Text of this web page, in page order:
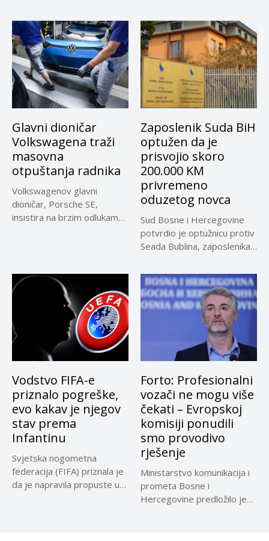
Glavni dioničar
Volkswagena traži
masovna
otpuštanja radnika
Volkswagenov glavni
dioničar, Porsche SE,
insistira na brzim odlukama
Zaposlenik Suda BiH
optužen da je
prisvojio skoro
200.000 KM
privremeno
oduzetog novca
Sud Bosne i Hercegovine
potvrdio je optužnicu protiv
Seada Bublina, zaposlenika
Vodstvo FIFA-e
priznalo pogreške,
evo kakav je njegov
stav prema
Infantinu
Svjetska nogometna
federacija (FIFA) priznala je
da je napravila propuste u
Forto: Profesionalni
vozači ne mogu više
čekati – Evropskoj
komisiji ponudili
smo provodivo
rješenje
Ministarstvo komunikacija i
prometa Bosne i
Hercegovine predložilo je